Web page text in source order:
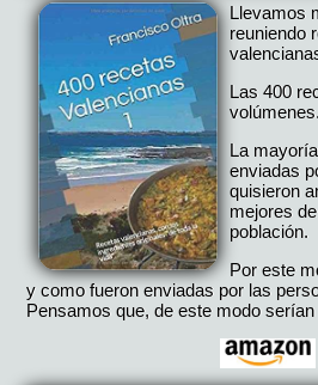
Llevamos
reuniendo
Las 400
La
enviadas
quisieron
mejores
población.
Por este
y como fueron enviadas por las
Pensamos que, de este modo